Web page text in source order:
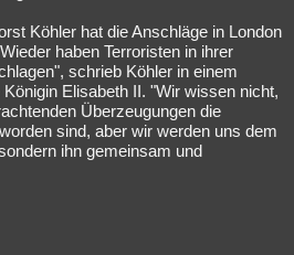
Köhler hat die Anschläge in London
haben Terroristen in ihrer
schrieb Köhler in einem
Elisabeth II. "Wir wissen nicht,
Überzeugungen die
sind, aber wir werden uns dem
ihn gemeinsam und